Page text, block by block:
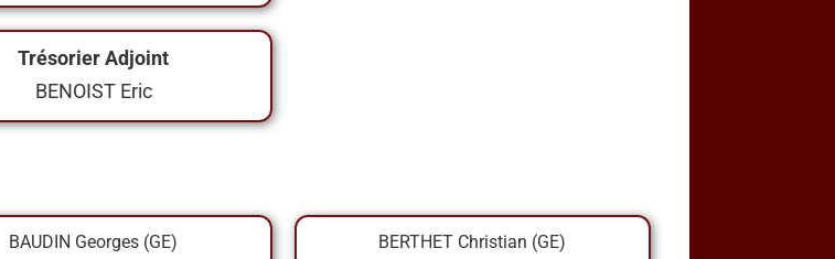
Trésorier Adjoint
BENOIST Eric
BAUDIN Georges (GE)
BERTHET Christian (GE)